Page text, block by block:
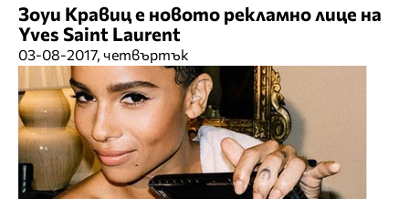
Зоуи Кравиц е новото рекламно лице на
Yves Saint Laurent
03-08-2017, четвъртък